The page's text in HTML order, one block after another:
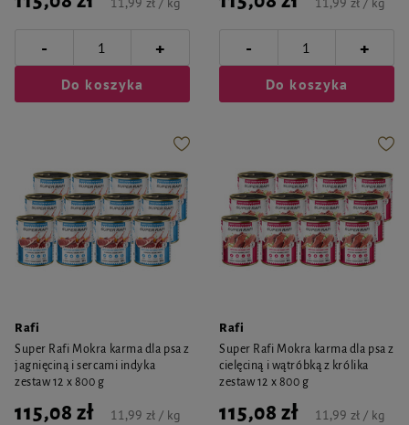
- +
Do koszyka
- +
Do koszyka
Rafi
Super Rafi Mokra karma dla psa z
jagnięciną i sercami indyka
zestaw 12 x 800 g
115,08 zł 11,99 zł / kg
Rafi
Super Rafi Mokra karma dla psa z
cielęciną i wątróbką z królika
zestaw 12 x 800 g
115,08 zł 11,99 zł / kg